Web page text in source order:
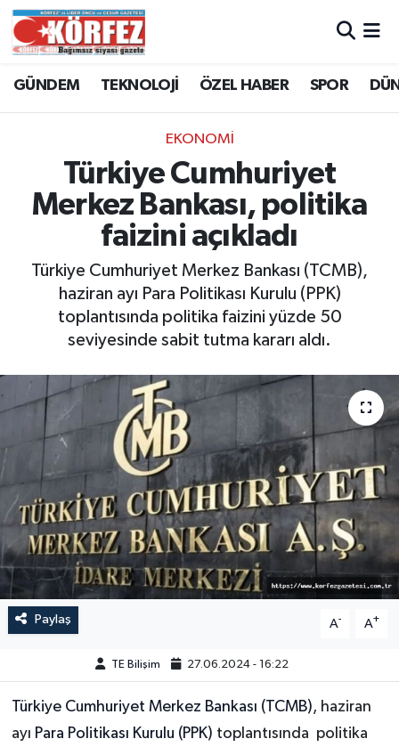
GÜNDEM TEKNOLOJİ ÖZEL HABER SPOR
EKONOMİ
Türkiye Cumhuriyet
Merkez Bankası, politika
faizini açıkladı
Türkiye Cumhuriyet Merkez Bankası (TCMB),
haziran ayı Para Politikası Kurulu (PPK)
toplantısında politika faizini yüzde 50
seviyesinde sabit tutma kararı aldı.
Paylaş A- A+
TE Bilişim 27.06.2024 - 16:22
Türkiye Cumhuriyet Merkez Bankası (TCMB), haziran
ayı Para Politikası Kurulu (PPK) toplantısında politika
Trafik Durumu
Süper Lig Puan Durumu ve Fikstür
Tüm Manşetler
Son Dakika Haberleri
Haber Arşivi